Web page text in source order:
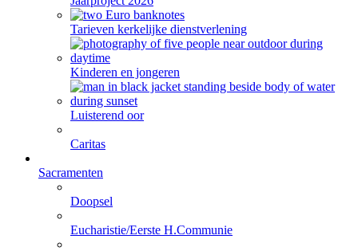
Tarieven kerkelijke dienstverlening
Kinderen en jongeren
Luisterend oor
Caritas
Sacramenten
Doopsel
Eucharistie/Eerste H.Communie